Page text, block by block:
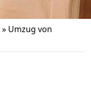
» Umzug von